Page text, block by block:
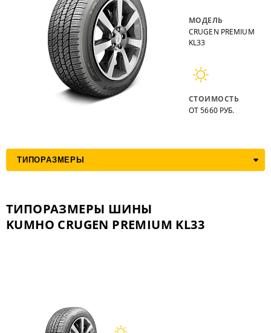
МОДЕЛЬ
CRUGEN PREMIUM
KL33
СТОИМОСТЬ
ОТ 5660 РУБ.
ТИПОРАЗМЕРЫ ШИНЫ
KUMHO CRUGEN PREMIUM KL33